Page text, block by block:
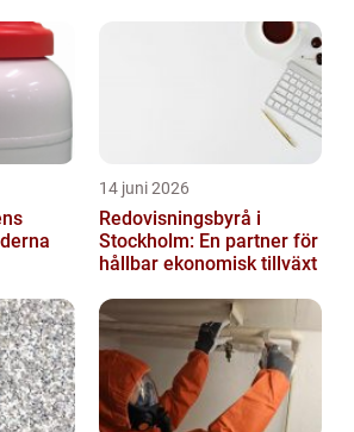
14 juni 2026
Redovisningsbyrå i
Stockholm: En partner för
hållbar ekonomisk tillväxt